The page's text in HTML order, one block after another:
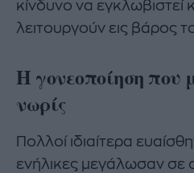
κίνδυνο να εγκλωβιστεί
λειτουργούν εις βάρος
Η γονεοποίηση που
νωρίς
Πολλοί ιδιαίτερα
ενήλικες μεγάλωσαν σε